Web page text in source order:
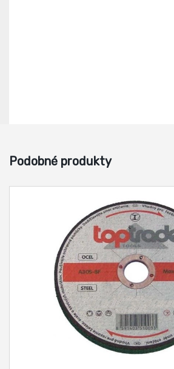
Podobné produkty